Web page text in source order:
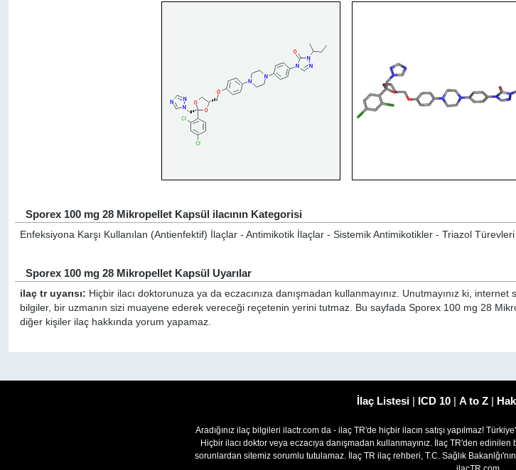
Sporex 100 mg 28 Mikropellet Kapsül ilacının Kategorisi
Enfeksiyona Karşı Kullanılan (Antienfektif) İlaçlar - Antimikotik İlaçlar - Sistemik Antimikotikler - Triazol
Sporex 100 mg 28 Mikropellet Kapsül Uyarılar
ilaç tr uyarısı: Hiçbir ilacı doktorunuza ya da eczacınıza danışmadan kullanmayınız. Unutmayınız ki,
bilgiler, bir uzmanın sizi muayene ederek vereceği reçetenin yerini tutmaz. Bu sayfada Sporex 100 mg 28
diğer kişiler ilaç hakkında yorum yapamaz.
İlaç Listesi | ICD 10 | A to Z |
Aradığınız ilaç bilgileri ilactr.com da - ilaç TR'de hiçbir ilacın satışı yapılmaz!
Hiçbir ilacı doktor veya eczacıya danışmadan kullanmayınız. İlaç TR'den
sorunlardan sitemiz sorumlu tutulamaz. İlaç TR ilaç rehberi, T.C. Sağlık